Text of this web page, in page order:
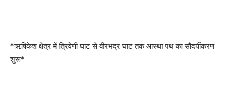
*ऋषिकेश क्षेत्र में त्रिवेणी घाट से वीरभद्र घाट तक आस्था पथ का सौंदर्यीकरण
शुरू*